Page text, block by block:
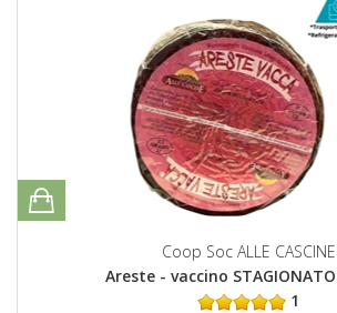
Coop Soc ALLE CASCINE
Areste - vaccino
1